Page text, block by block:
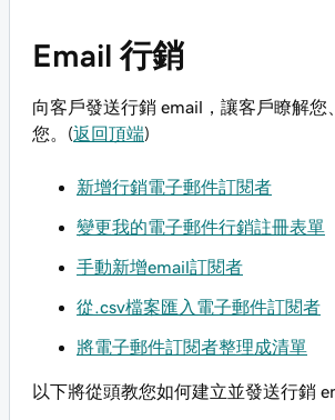
Email 行銷
向客戶發送行銷 email，讓客戶瞭解您
您。(返回頂端)
新增行銷電子郵件訂閱者
變更我的電子郵件行銷註冊表單
手動新增email訂閱者
從.csv檔案匯入電子郵件訂閱者
將電子郵件訂閱者整理成清單
以下將從頭教您如何建立並發送行銷